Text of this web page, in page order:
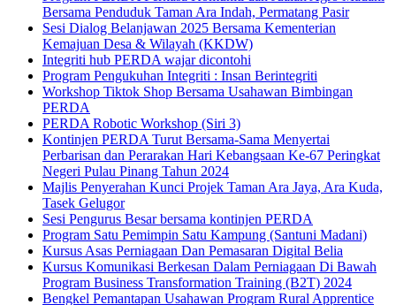
Bersama Penduduk Taman Ara Indah, Permatang Pasir
Sesi Dialog Belanjawan 2025 Bersama Kementerian
Kemajuan Desa & Wilayah (KKDW)
Integriti hub PERDA wajar dicontohi
Program Pengukuhan Integriti : Insan Berintegriti
Workshop Tiktok Shop Bersama Usahawan Bimbingan
PERDA
PERDA Robotic Workshop (Siri 3)
Kontinjen PERDA Turut Bersama-Sama Menyertai
Perbarisan dan Perarakan Hari Kebangsaan Ke-67 Peringkat
Negeri Pulau Pinang Tahun 2024
Majlis Penyerahan Kunci Projek Taman Ara Jaya, Ara Kuda,
Tasek Gelugor
Sesi Pengurus Besar bersama kontinjen PERDA
Program Satu Pemimpin Satu Kampung (Santuni Madani)
Kursus Asas Perniagaan Dan Pemasaran Digital Belia
Kursus Komunikasi Berkesan Dalam Perniagaan Di Bawah
Program Business Transformation Training (B2T) 2024
Bengkel Pemantapan Usahawan Program Rural Apprentice